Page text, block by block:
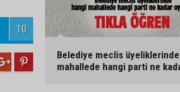
10
Belediye meclis
mahallede hangi parti ne